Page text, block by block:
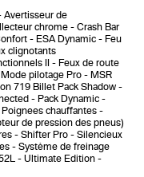
Avertisseur de
chrome
Crash Bar
ESA Dynamic
Feu
clignotants
II
Feux de route
Mode pilotage Pro
MSR
719 Billet Pack Shadow
Pack Dynamic
Poignees chauffantes
de pression des pneus)
Shifter Pro
Silencieux
Système de freinage
Ultimate Edition